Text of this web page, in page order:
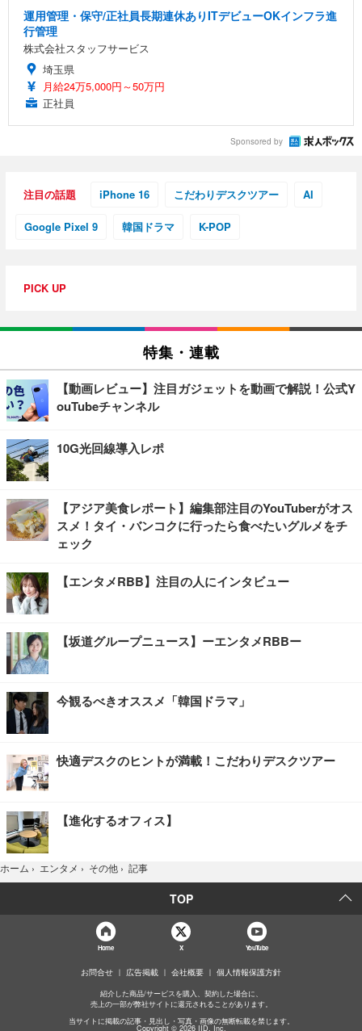
運用管理・保守/正社員長期連休ありITデビューOKインフラ進
行管理
株式会社スタッフサービス
埼玉県
月給24万5,000円～50万円
正社員
Sponsored by
注目の話題 iPhone 16 こだわりデスクツアー AI
Google Pixel 9 韓国ドラマ K-POP
PICK UP
特集・連載
【動画レビュー】注目ガジェットを動画で解説！公式Y
ouTubeチャンネル
10G光回線導入レポ
【アジア美食レポート】編集部注目のYouTuberがオス
スメ！タイ・バンコクに行ったら食べたいグルメをチ
ェック
【エンタメRBB】注目の人にインタビュー
【坂道グループニュース】ーエンタメRBBー
今観るべきオススメ「韓国ドラマ」
快適デスクのヒントが満載！こだわりデスクツアー
【進化するオフィス】
ホーム › エンタメ › その他 › 記事
TOP
Home X YouTube
お問合せ 広告掲載 会社概要 個人情報保護方針
紹介した商品/サービスを購入、契約した場合に、
売上の一部が弊社サイトに還元されることがあります。
当サイトに掲載の記事・見出し・写真・画像の無断転載を禁じます。
Copyright © 2026 IID, Inc.